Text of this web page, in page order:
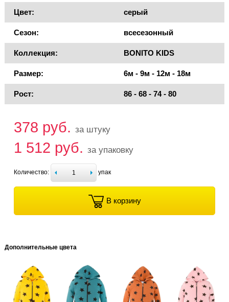
Цвет: серый
Сезон: всесезонный
Коллекция: BONITO KIDS
Размер: 6м - 9м - 12м - 18м
Рост: 86 - 68 - 74 - 80
378 руб. за штуку
1 512 руб. за упаковку
Количество: упак
В корзину
Дополнительные цвета